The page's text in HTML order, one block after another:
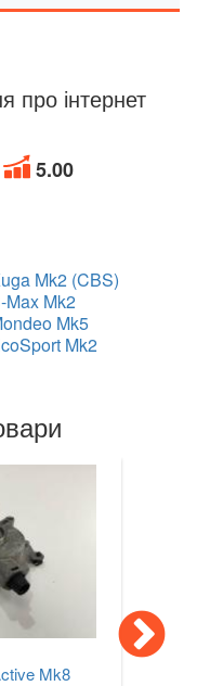
keyboard_arrow_down
keyboard_arrow_down
про інтернет
5.00
Mk2 (CBS)
Max Mk2
Mk5
Mk2
Mk8